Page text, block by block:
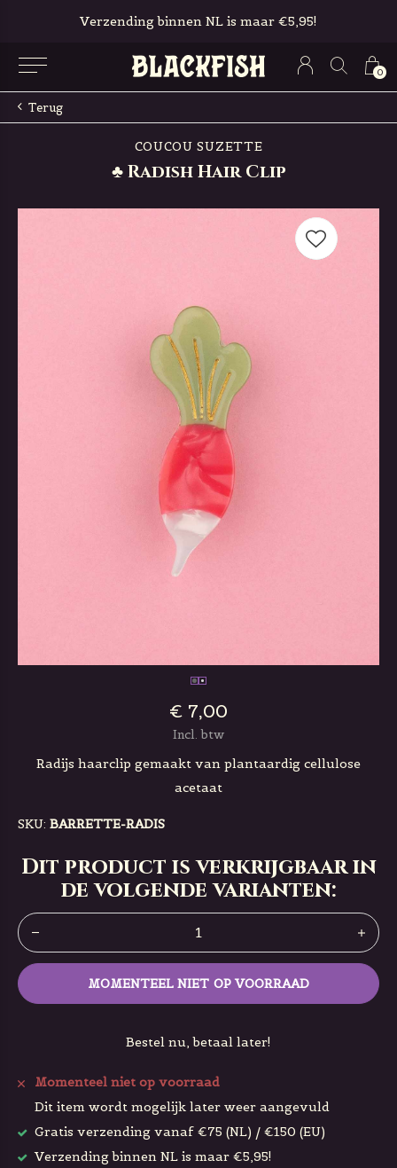
0
Verzending binnen NL is maar €5,95!
Terug
COUCOU SUZETTE
♣ Radish Hair Clip
€ 7,00
Incl. btw
Radijs haarclip gemaakt van plantaardig cellulose
acetaat
SKU: BARRETTE-RADIS
Dit product is verkrijgbaar in
de volgende varianten:
MOMENTEEL NIET OP VOORRAAD
Bestel nu, betaal later!
Momenteel niet op voorraad
Dit item wordt mogelijk later weer aangevuld
Gratis verzending vanaf €75 (NL) / €150 (EU)
Verzending binnen NL is maar €5,95!